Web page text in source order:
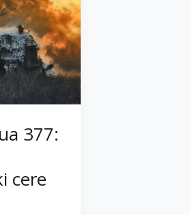
377:
cere